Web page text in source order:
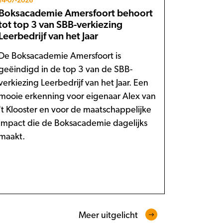
Amersfoort behoort
top 3 van SBB-verkiezing
van het Jaar
Boksacademie Amersfoort is
in de top 3 van de SBB-
Leerbedrijf van het Jaar. Een
erkenning voor eigenaar Alex van
Klooster en voor de maatschappelijke
die de Boksacademie dagelijks
Meer uitgelicht